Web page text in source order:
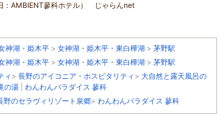
：AMBIENT蓼科ホテル） じゃらんnet
神湖・姫木平 > 女神湖・姫木平・東白樺湖 > 茅野駅
神湖・姫木平 > 女神湖・姫木平・東白樺湖 > 茅野駅
ィ > 長野のアイコニア・ホスピタリティ > 大自然と露天風呂の
の湯
わんわんパラダイス 蓼科
野のセラヴィリゾート泉郷> わんわんパラダイス 蓼科